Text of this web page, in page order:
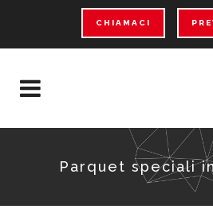
CHIAMACI
Parquet speciali